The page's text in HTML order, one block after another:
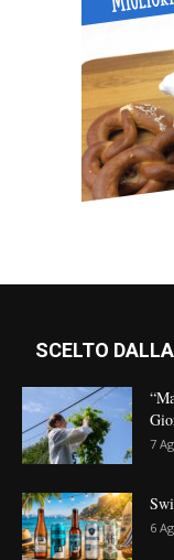
SCELTO
7
6